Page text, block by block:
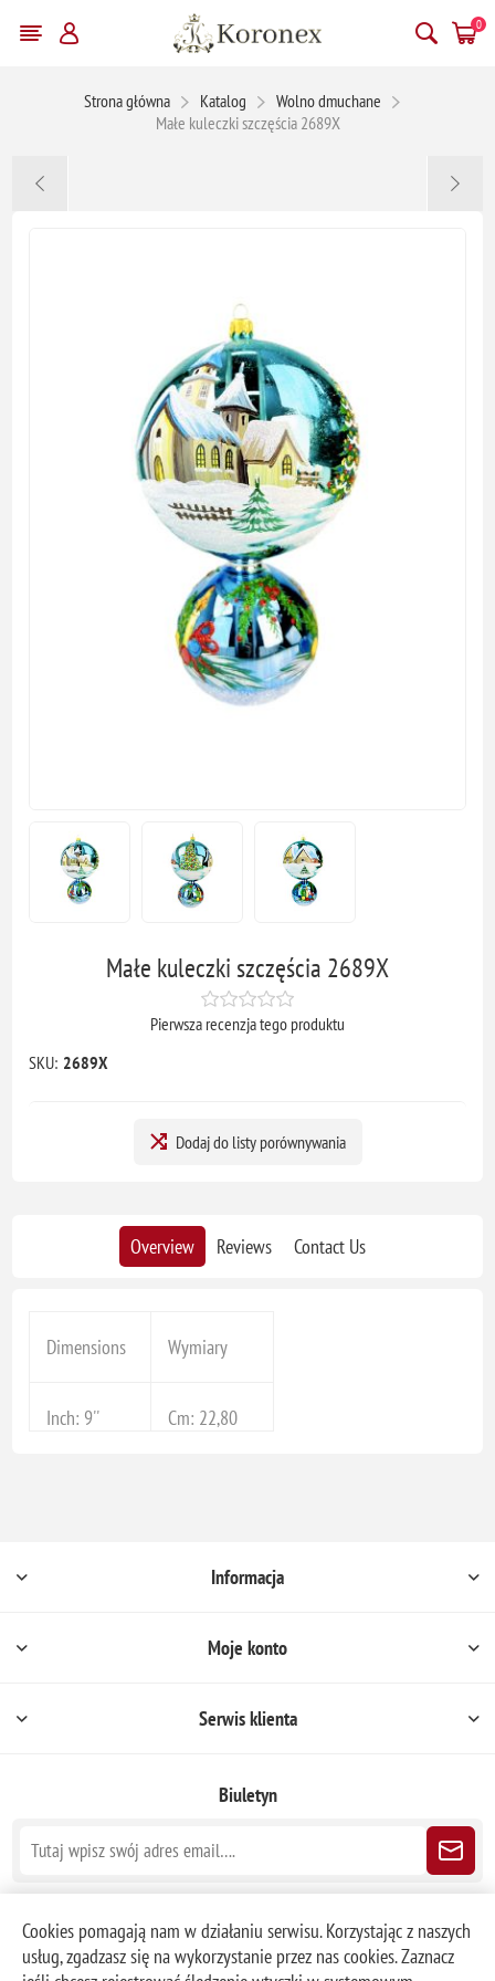
0
Strona główna Katalog
Wolno dmuchane
Małe kuleczki szczęścia 2689X
Małe kuleczki szczęścia 2689X
Pierwsza recenzja tego produktu
SKU: 2689X
Dodaj do listy porównywania
Overview Reviews Contact Us
Dimensions Wymiary
Inch: 9'' Cm: 22,80
Informacja
Moje konto
Serwis klienta
Biuletyn
Śledź nas
Cookies pomagają nam w działaniu serwisu. Korzystając z naszych
usług, zgadzasz się na wykorzystanie przez nas cookies. Zaznacz